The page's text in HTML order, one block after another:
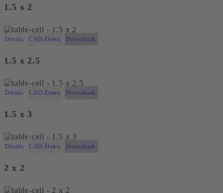
1.5 x 2
Details CAD-Daten Downloads
1.5 x 2.5
Details CAD-Daten Downloads
1.5 x 3
Details CAD-Daten Downloads
2 x 2